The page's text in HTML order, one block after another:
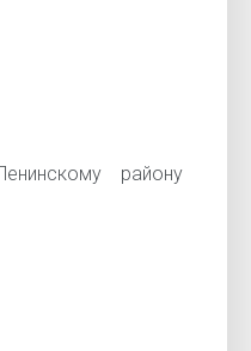
району